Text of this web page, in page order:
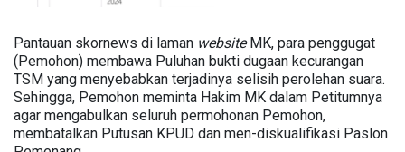
Pantauan skornews di laman websiteMK, para penggugat
(Pemohon) membawa Puluhan bukti dugaan kecurangan
TSM yang menyebabkan terjadinya selisih perolehan suara.
Sehingga, Pemohon meminta Hakim MK dalam Petitumnya
agar mengabulkan seluruh permohonan Pemohon,
membatalkan Putusan KPUD dan men-diskualifikasi Paslon